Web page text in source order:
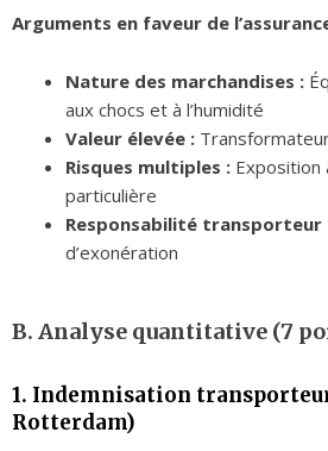
Arguments en faveur de
Nature des marchandises :
aux chocs et à l’humidité
Valeur élevée :
Risques multiples : Exposition
particulière
Responsabilité transporteur
d’exonération
B. Analyse quantitative (7
1. Indemnisation
Rotterdam)